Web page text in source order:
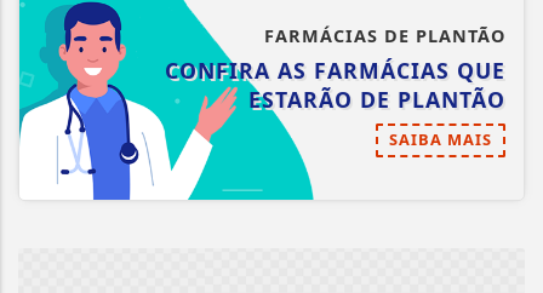
FARMÁCIAS DE PLANTÃO
CONFIRA AS FARMÁCIAS QUE
ESTARÃO DE PLANTÃO
SAIBA MAIS